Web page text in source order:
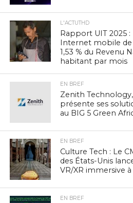
L'ACTUTHD
Rapport UIT 2025
Internet mobile de
1,53 % du Revenu
habitant par mois
EN BREF
Zenith
présente ses
au BIG 5 Green
EN BREF
Culture Tech : Le
des États-Unis
VR/XR immersive
EN BREF